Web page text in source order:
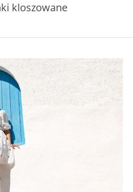
kloszowane